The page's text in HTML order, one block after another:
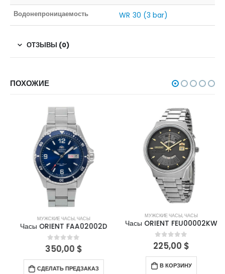
Водонепроницаемость WR 30 (3 bar)
ОТЗЫВЫ (0)
ПОХОЖИЕ
МУЖСКИЕ ЧАСЫ,ЧАСЫ
Часы ORIENT FAA02002D
0out of 5
350,00$
СДЕЛАТЬ ПРЕДЗАКАЗ
МУЖСКИЕ ЧАСЫ,ЧАСЫ
Часы ORIENT FEU00002KW
0out of 5
225,00$
В КОРЗИНУ